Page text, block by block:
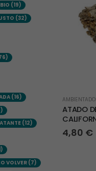
ATADO
4,80 €
BIO (19)
(32)
(16)
(12)
VOLVER (7)